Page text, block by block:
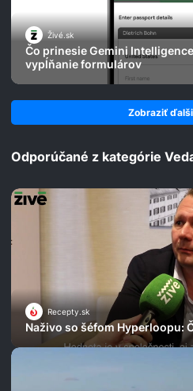
Živé.sk
Čo prinesie Gemini
vypĺňanie formulárov
Zobraziť
Odporúčané z kategórie
Recepty.sk
Naživo so šéfom Hyperloopu: